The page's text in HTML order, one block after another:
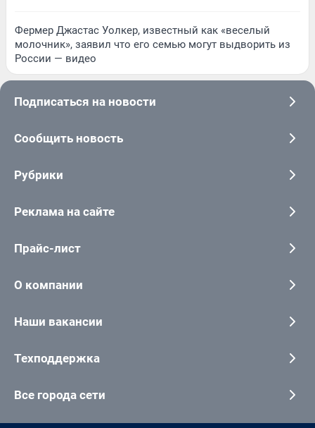
Фермер Джастас Уолкер, известный как «веселый
молочник», заявил что его семью могут выдворить из
России — видео
Подписаться на новости
Сообщить новость
Рубрики
Реклама на сайте
Прайс-лист
О компании
Наши вакансии
Техподдержка
Все города сети